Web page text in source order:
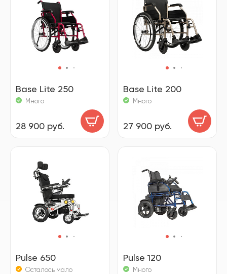
Base Lite 250
Много
28 900 руб.
Base Lite 200
Много
27 900 руб.
Pulse 650
Осталось мало
Pulse 120
Много